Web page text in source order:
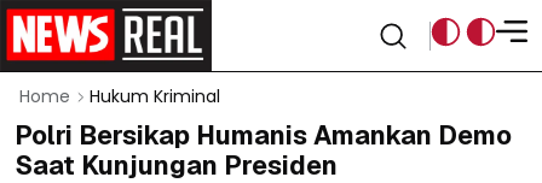
Home Hukum Kriminal
Polri Bersikap Humanis Amankan Demo
Saat Kunjungan Presiden